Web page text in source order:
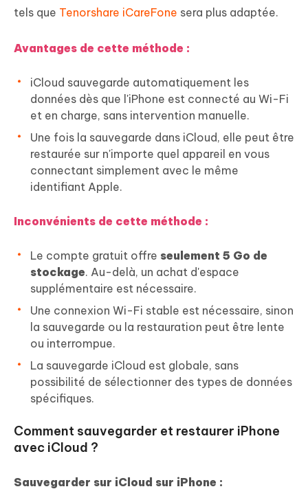
tels que Tenorshare iCareFone sera plus adaptée.
Avantages de cette méthode :
iCloud sauvegarde automatiquement les
données dès que l'iPhone est connecté au Wi-Fi
et en charge, sans intervention manuelle.
Une fois la sauvegarde dans iCloud, elle peut être
restaurée sur n'importe quel appareil en vous
connectant simplement avec le même
identifiant Apple.
Inconvénients de cette méthode :
Le compte gratuit offre seulement 5 Go de
stockage. Au-delà, un achat d'espace
supplémentaire est nécessaire.
Une connexion Wi-Fi stable est nécessaire, sinon
la sauvegarde ou la restauration peut être lente
ou interrompue.
La sauvegarde iCloud est globale, sans
possibilité de sélectionner des types de données
spécifiques.
Comment sauvegarder et restaurer iPhone
avec iCloud ?
Sauvegarder sur iCloud sur iPhone :